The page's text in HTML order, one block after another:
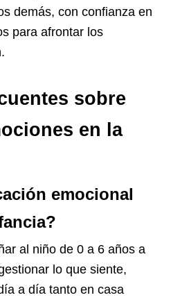
demás, con confianza en
para afrontar los
sobre
en la
emocional
al niño de 0 a 6 años a
lo que siente,
a día tanto en casa